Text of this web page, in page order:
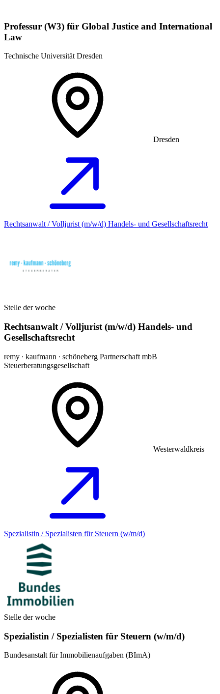
Professur (W3) für Global Justice and International
Law
Technische Universität Dresden
Dresden
Rechtsanwalt / Volljurist (m/w/d) Handels- und Gesellschaftsrecht
Stelle der woche
Rechtsanwalt / Volljurist (m/w/d) Handels- und
Gesellschaftsrecht
remy ∙ kaufmann ∙ schöneberg Partnerschaft mbB
Steuerberatungsgesellschaft
Westerwaldkreis
Spezialistin / Spezialisten für Steuern (w/m/d)
Stelle der woche
Spezialistin / Spezialisten für Steuern (w/m/d)
Bundesanstalt für Immobilienaufgaben (BImA)